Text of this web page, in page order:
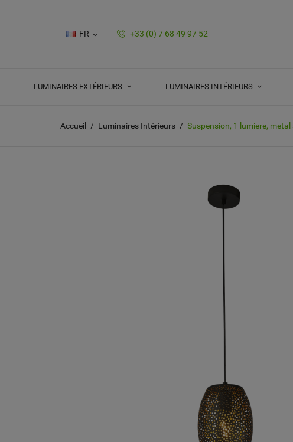
FR  +33 (0) 7 68 49 97 52
LUMINAIRES EXTÉRIEURS LUMINAIRES INTÉRIEURS
Accueil Luminaires Intérieurs Suspension, 1 lumiere,